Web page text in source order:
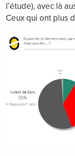
l’étude), avec là
Ceux qui ont plus